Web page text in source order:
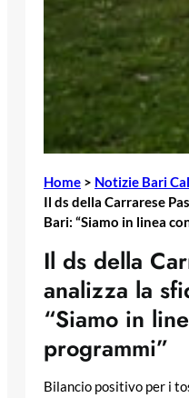
Home > Notizie Bari
Il ds della Carrarese
Bari: “Siamo in linea
Il ds della
analizza la
“Siamo in
programmi”
Bilancio positivo per i